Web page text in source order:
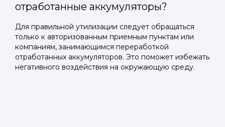
отработанные аккумуляторы?
Для правильной утилизации следует обращаться
только к авторизованным приемным пунктам или
компаниям, занимающимся переработкой
отработанных аккумуляторов. Это поможет избежать
негативного воздействия на окружающую среду.